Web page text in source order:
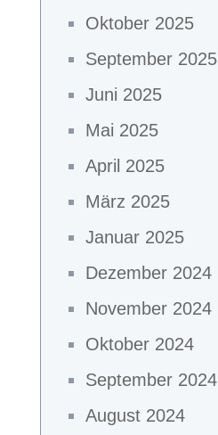
Oktober 2025
September 2025
Juni 2025
Mai 2025
April 2025
März 2025
Januar 2025
Dezember 2024
November 2024
Oktober 2024
September 2024
August 2024